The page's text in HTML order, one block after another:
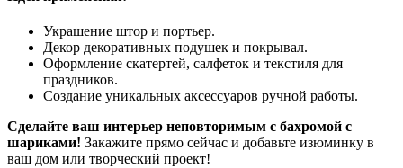
Украшение штор и портьер.
Декор декоративных подушек и покрывал.
Оформление скатертей, салфеток и текстиля для
праздников.
Создание уникальных аксессуаров ручной работы.
Сделайте ваш интерьер неповторимым с бахромой с
шариками! Закажите прямо сейчас и добавьте изюминку в
ваш дом или творческий проект!